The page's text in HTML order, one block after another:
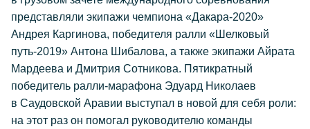
представляли экипажи чемпиона «Дакара-2020»
Андрея Каргинова, победителя ралли «Шелковый
путь-2019» Антона Шибалова, а также экипажи Айрата
Мардеева и Дмитрия Сотникова. Пятикратный
победитель ралли-марафона Эдуард Николаев
в Саудовской Аравии выступал в новой для себя роли:
на этот раз он помогал руководителю команды